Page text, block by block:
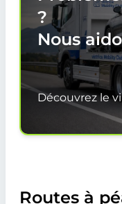
?
Nous
Découvrez le
Routes à